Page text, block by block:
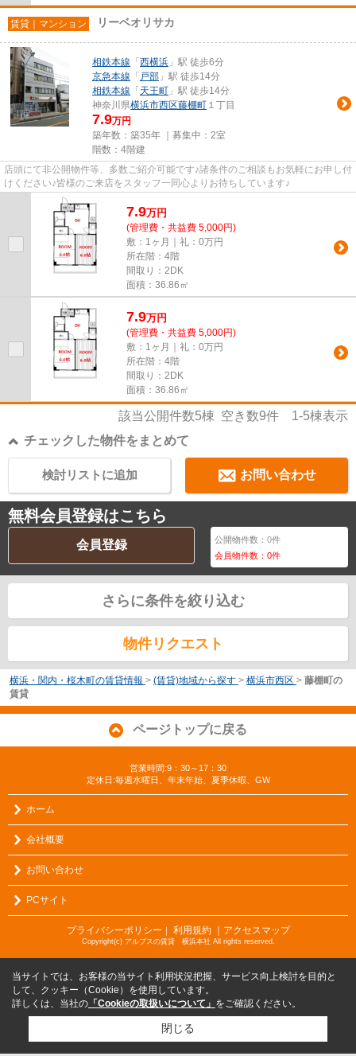
賃貸｜マンション リーベオリサカ
相鉄本線 「 西横浜 」駅 徒歩6分
京急本線 「 戸部 」駅 徒歩14分
相鉄本線 「 天王町 」駅 徒歩14分
神奈川県横浜市西区藤棚町 １丁目
7.9万円
築年数：築35年 ｜募集中： 2室
階数：4階建
店頭にて非公開物件等、多数ご紹介可能です♪諸条件のご相談もお気軽にお申し付
けください♪皆様のご来店をスタッフ一同心よりお待ちしています♪
7.9万円
(管理費・共益費 5,000円)
敷：1ヶ月｜礼：0万円
所在階：4階
間取り：2DK
面積：36.86㎡
7.9万円
(管理費・共益費 5,000円)
敷：1ヶ月｜礼：0万円
所在階：4階
間取り：2DK
面積：36.86㎡
該当公開件数5棟 空き数9件 1-5棟表示
チェックした物件をまとめて
お問い合わせ
検討リストに追加
無料会員登録はこちら
会員登録 公開物件数：0件
会員物件数：0件
さらに条件を絞り込む
物件リクエスト
横浜・関内・桜木町の賃貸情報 > (賃貸)地域から探す > 横浜市西区 > 藤棚町の
賃貸
ページトップに戻る
営業時間:9：30～17：30
定休日:毎週水曜日、年末年始、夏季休暇、GW
ホーム
会社概要
お問い合わせ
PCサイト
プライバシーポリシー ｜ 利用規約 ｜アクセスマップ
Copyright(c) アルプスの賃貸 横浜本社 All rights reserved.
当サイトでは、お客様の当サイト利用状況把握、サービス向上検討を目的と
して、クッキー（Cookie）を使用しています。
詳しくは、当社の 「Cookieの取扱いについて」 をご確認ください。
閉じる